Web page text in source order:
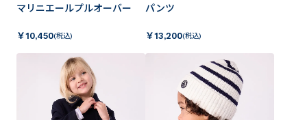
マリニエールプルオーバー
￥10,450(税込)
パンツ
￥13,200(税込)